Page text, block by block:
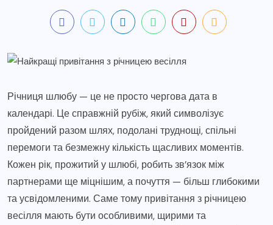
Річниця шлюбу — це не просто чергова дата в
календарі. Це справжній рубіж, який символізує
пройдений разом шлях, подолані труднощі, спільні
перемоги та безмежну кількість щасливих моментів.
Кожен рік, прожитий у шлюбі, робить зв’язок між
партнерами ще міцнішим, а почуття — більш глибокими
та усвідомленими. Саме тому привітання з річницею
весілля мають бути особливими, щирими та